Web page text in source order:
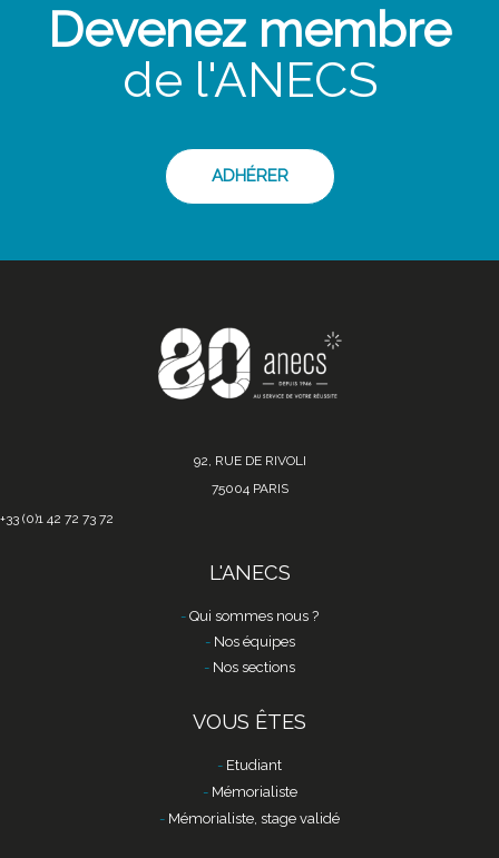
Devenez membre
de l'ANECS
ADHÉRER
92, RUE DE RIVOLI
75004 PARIS
+33 (0)1 42 72 73 72
L'ANECS
Qui sommes nous ?
Nos équipes
Nos sections
VOUS ÊTES
Etudiant
Mémorialiste
Mémorialiste, stage validé